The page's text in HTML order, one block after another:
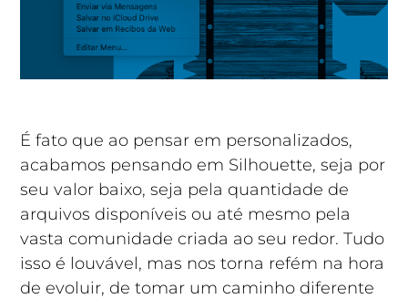
É fato que ao pensar em personalizados,
acabamos pensando em Silhouette, seja por
seu valor baixo, seja pela quantidade de
arquivos disponíveis ou até mesmo pela
vasta comunidade criada ao seu redor. Tudo
isso é louvável, mas nos torna refém na hora
de evoluir, de tomar um caminho diferente